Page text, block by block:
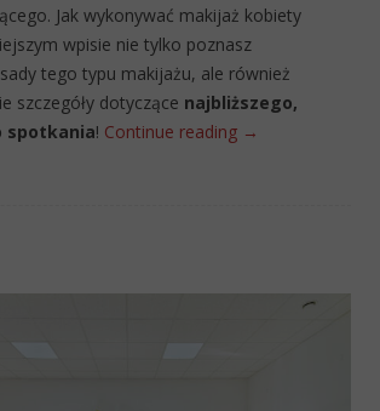
Jak wykonywać makijaż kobiety
wpisie nie tylko poznasz
tego typu makijażu, ale również
szczegóły dotyczące najbliższego,
spotkania! Continue reading →